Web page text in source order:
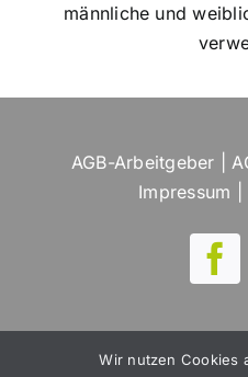
männliche und
AGB-Arbeitgeber
Impressum
Wir nutzen Cookies